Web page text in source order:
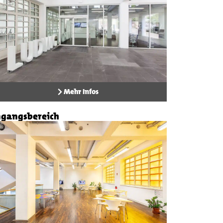
Mehr Infos